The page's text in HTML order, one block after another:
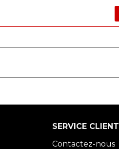
SERVICE CLIENT
Contactez-nous